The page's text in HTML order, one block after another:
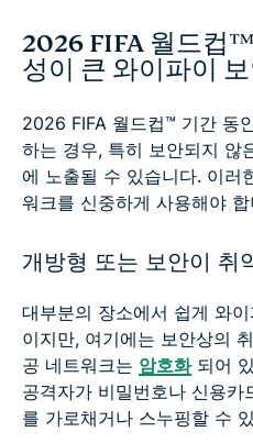
2026 FIFA 월드컵
성이 큰 와이파이
2026 FIFA 월드컵™ 기간 동
하는 경우, 특히 보안되지 않
에 노출될 수 있습니다. 이러
워크를 신중하게 사용해야 합
개방형 또는 보안이 취
대부분의 장소에서 쉽게 와
이지만, 여기에는 보안상의
공 네트워크는 암호화되어
공격자가 비밀번호나 신용카
를 가로채거나 스누핑할 수